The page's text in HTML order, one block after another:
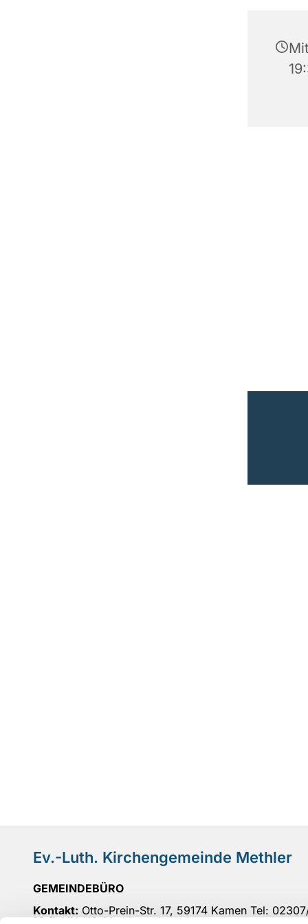
Ev.-Luth. Kirchengemeinde Methler
GEMEINDEBÜRO
Kontakt: Otto-Prein-Str. 17, 59174 Kamen Tel:
Mail: UN-KG-Methler@ekvw.de